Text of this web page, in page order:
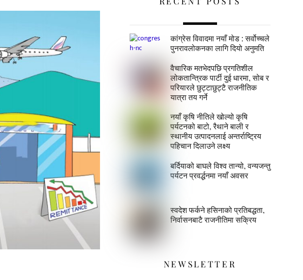
कांग्रेस विवादमा नयाँ मोड : सर्वोच्चले
पुनरावलोकनका लागि दियो अनुमति
वैचारिक मतभेदपछि प्रगतिशील
लोकतान्त्रिक पार्टी दुई धारमा, सोब र
परियारले छुट्टाछुट्टै राजनीतिक
यात्रा तय गर्ने
नयाँ कृषि नीतिले खोल्यो कृषि
पर्यटनको बाटो, रैथाने बाली र
स्थानीय उत्पादनलाई अन्तर्राष्ट्रिय
पहिचान दिलाउने लक्ष्य
बर्दियाको बाघले विश्व तान्यो, वन्यजन्तु
पर्यटन प्रवर्द्धनमा नयाँ अवसर
स्वदेश फर्कने हसिनाको प्रतिबद्धता,
निर्वासनबाटै राजनीतिमा सक्रिय
NEWSLETTER